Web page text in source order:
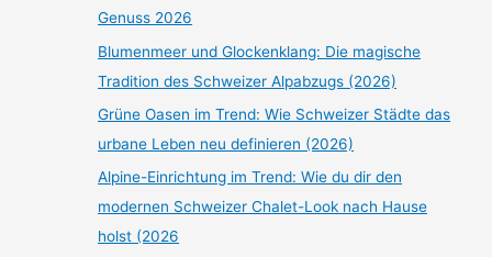
Genuss 2026
Blumenmeer und Glockenklang: Die magische
Tradition des Schweizer Alpabzugs (2026)
Grüne Oasen im Trend: Wie Schweizer Städte das
urbane Leben neu definieren (2026)
Alpine-Einrichtung im Trend: Wie du dir den
modernen Schweizer Chalet-Look nach Hause
holst (2026